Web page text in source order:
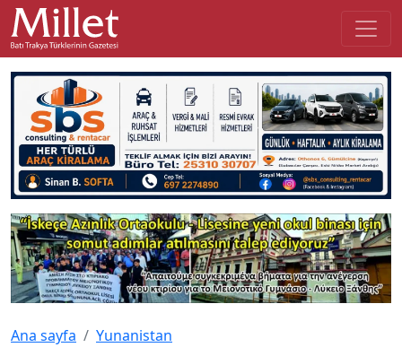
Ana sayfa Yunanistan